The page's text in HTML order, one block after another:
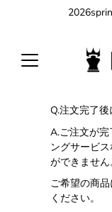
Q.注文完了後
A.ご注文が
ングサービ
ができません
ご希望の商
ください。